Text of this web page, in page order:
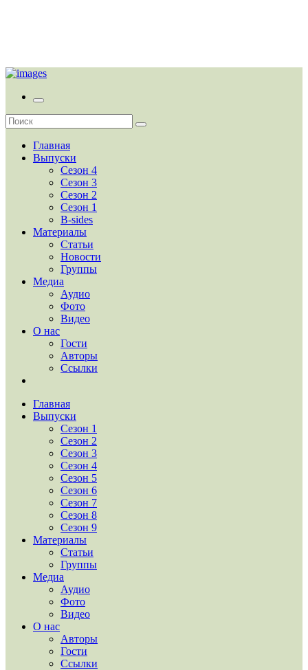
Главная
Выпуски
Сезон 4
Сезон 3
Сезон 2
Сезон 1
B-sides
Материалы
Статьи
Новости
Группы
Медиа
Аудио
Фото
Видео
О нас
Гости
Авторы
Ссылки
Главная
Выпуски
Сезон 1
Сезон 2
Сезон 3
Сезон 4
Сезон 5
Сезон 6
Сезон 7
Сезон 8
Сезон 9
Материалы
Статьи
Группы
Медиа
Аудио
Фото
Видео
О нас
Авторы
Гости
Ссылки